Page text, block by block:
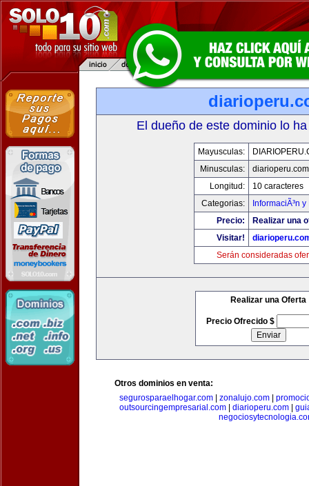
El dueño de este dominio lo
Mayusculas:
Minusculas:
diarioperu.com
Longitud:
10 caracteres
Categorias:
InformaciÃ³n
Precio:
Realizar una
Visitar!
Serán consideradas
Realizar una Oferta
Precio Ofrecido $
Otros dominios en venta:
segurosparaelhogar.com| zonalujo.com|
outsourcingempresarial.com| diarioperu.com|